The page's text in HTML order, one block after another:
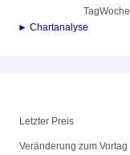
TagWoche
► Chartanalyse
Letzter Preis
Veränderung zum Vortag